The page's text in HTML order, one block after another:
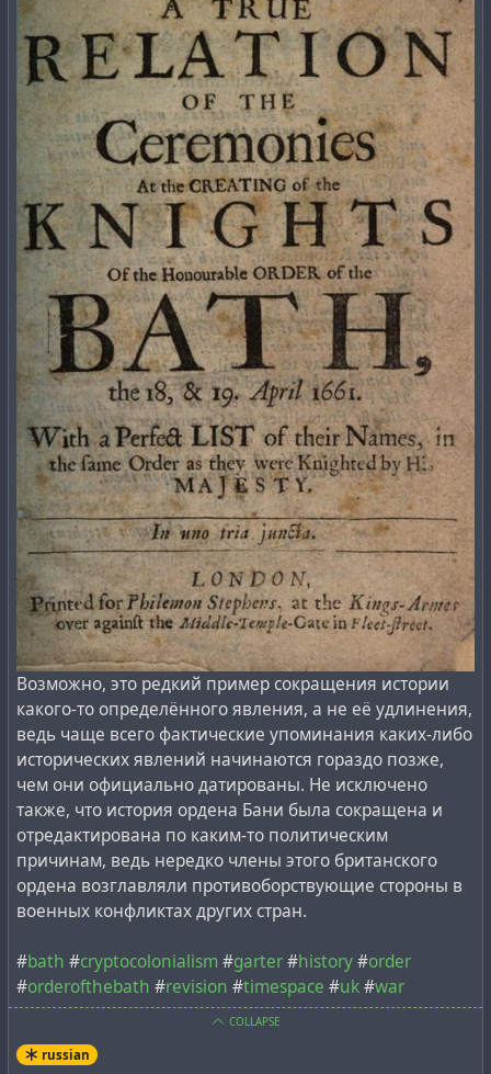
Возможно, это редкий пример сокращения истории
какого-то определённого явления, а не её удлинения,
ведь чаще всего фактические упоминания каких-либо
исторических явлений начинаются гораздо позже,
чем они официально датированы. Не исключено
также, что история ордена Бани была сокращена и
отредактирована по каким-то политическим
причинам, ведь нередко члены этого британского
ордена возглавляли противоборствующие стороны в
военных конфликтах других стран.
#bath #cryptocolonialism #garter#history#order
#orderofthebath #revision #timespace #uk#war
COLLAPSE
russian